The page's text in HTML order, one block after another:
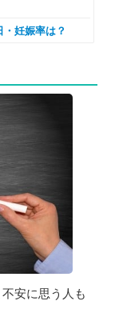
妊娠率は？
安に思う人も